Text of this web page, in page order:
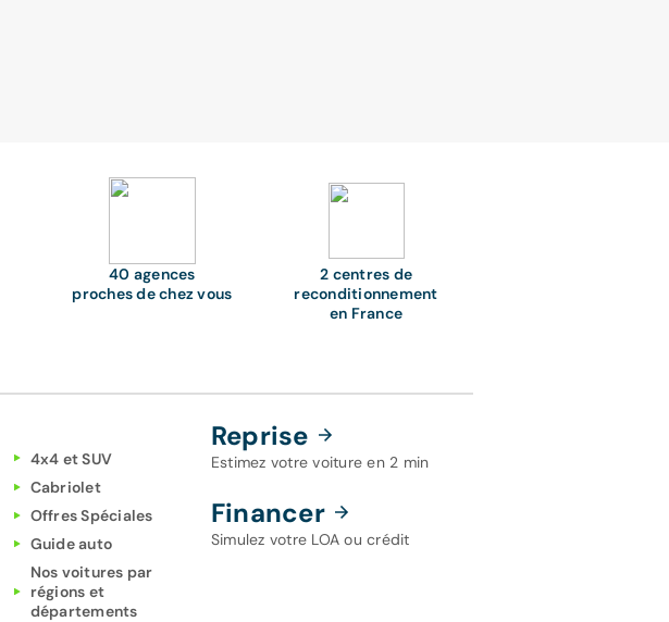
40 agences
proches de chez vous
2 centres de
reconditionnement
en France
4x4 et SUV
Cabriolet
Offres Spéciales
Guide auto
Nos voitures par
régions et
départements
Reprise
Estimez votre voiture en 2 min
Financer
Simulez votre LOA ou crédit